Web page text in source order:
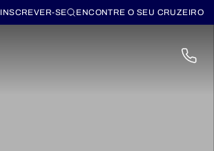
INSCREVER-SE ENCONTRE O SEU CRUZEIRO